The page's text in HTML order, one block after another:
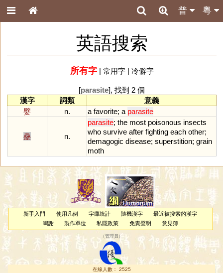
粵
普
英語搜索
所有字| 常用字| 冷僻字
[parasite], 找到 2 個
漢字
詞類
意義
嬖
n. a favorite; a parasite
蠱 n.
parasite; the most poisonous insects
who survive after fighting each other;
demagogic disease; superstition; grain
moth
新手入門 使用凡例 字庫統計 隨機漢字
最近被搜索的漢字
鳴謝
製作單位 私隱政策 免責聲明 意見簿
（管理員 ）
在線人數： 2525